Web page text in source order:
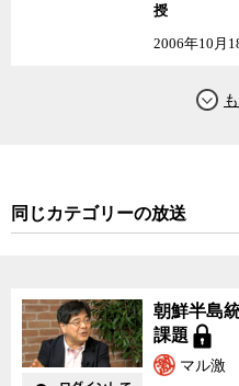
のが北朝鮮側の立場だ。無論ア
にある北朝鮮による朝鮮半島の
る。
朝鮮はこれまで通り核・ミサイ
せつけることで、自らの力を誇
間の問題で地球の裏側まで核を
うなってから話し合いを始める
授
2006年10月
同じカテゴリーの放送
朝鮮半島
課題
マル激